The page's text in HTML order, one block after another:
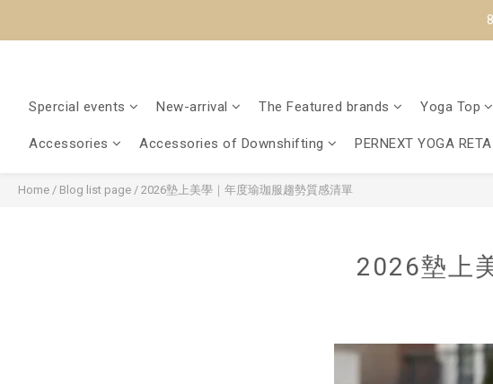
Spercial events New-arrival The Featured brands Yoga Top
Accessories Accessories of Downshifting PERNEXT YOGA
Home / Blog list page / 2026墊上美學｜年度瑜珈服趨勢質感清單
2026墊上